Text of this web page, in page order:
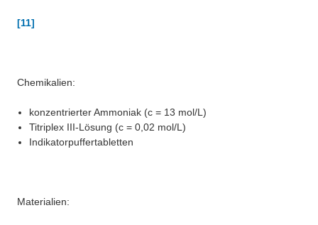
[11]
Chemikalien:
konzentrierter Ammoniak (c = 13 mol/L)
Titriplex III-Lösung (c = 0,02 mol/L)
Indikatorpuffertabletten
Materialien: